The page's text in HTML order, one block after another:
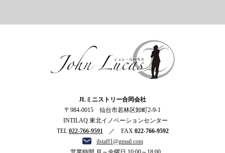
JLミニストリー合同会社
〒984-0015 仙台市若林区卸町2-9-1
INTILAQ 東北イノベーションセンター
TEL 022-766-9591／ FAX 022-766-9592
jlstaff1@gmail.com